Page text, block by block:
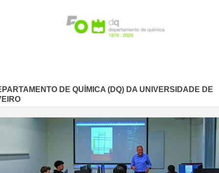
DE QUÍMICA (DQ) DA UNIVERSIDADE DE